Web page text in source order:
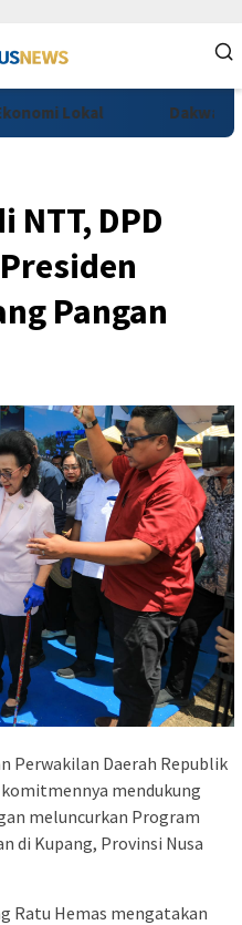
Lokal Dakwaan Vidi
NTT, DPD
Pangan
Perwakilan Daerah Republik
mendukung
meluncurkan Program
di Kupang, Provinsi Nusa
Ratu Hemas mengatakan